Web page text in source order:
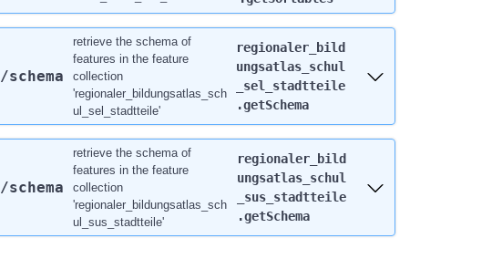
/schema
retrieve the schema of
features in the feature
collection
'regionaler_bildungsatlas_sch
ul_sel_stadtteile'
regionaler_bild
ungsatlas_schul
_sel_stadtteile
.getSchema
/schema
retrieve the schema of
features in the feature
collection
'regionaler_bildungsatlas_sch
ul_sus_stadtteile'
regionaler_bild
ungsatlas_schul
_sus_stadtteile
.getSchema